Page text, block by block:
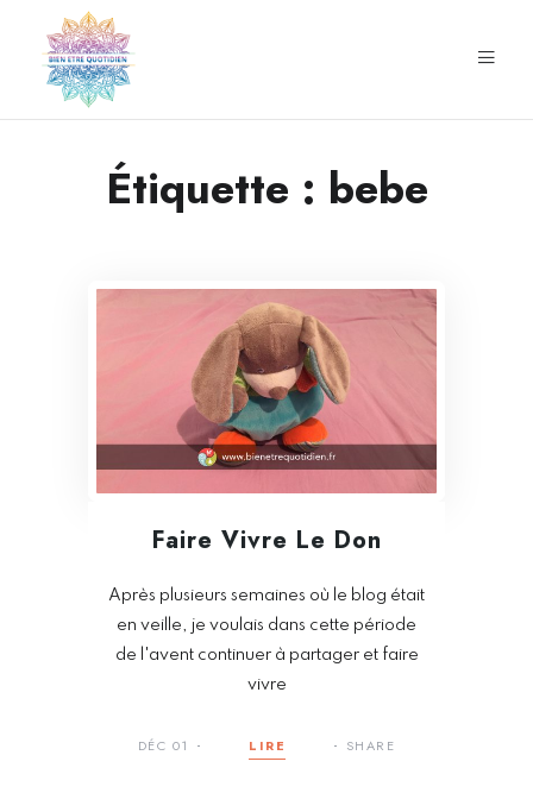
Étiquette : bebe
Faire Vivre Le Don
Après plusieurs semaines où le blog était
en veille, je voulais dans cette période
de l'avent continuer à partager et faire
vivre
DÉC 01 LIRE SHARE